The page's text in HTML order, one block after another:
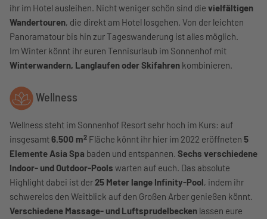
ihr im Hotel ausleihen. Nicht weniger schön sind die vielfältigen
Wandertouren, die direkt am Hotel losgehen. Von der leichten
Panoramatour bis hin zur Tageswanderung ist alles möglich.
Im Winter könnt ihr euren Tennisurlaub im Sonnenhof mit
Winterwandern, Langlaufen oder Skifahren kombinieren.
Wellness
Wellness steht im Sonnenhof Resort sehr hoch im Kurs: auf
insgesamt6.500 m2 Fläche könnt ihr hier im 2022 eröffneten 5
Elemente Asia Spa baden und entspannen. Sechs verschiedene
Indoor- und Outdoor-Pools warten auf euch. Das absolute
Highlight dabei ist der25 Meter lange Infinity-Pool, indem ihr
schwerelos den Weitblick auf den Großen Arber genießen könnt.
Verschiedene Massage- und Luftsprudelbecken lassen eure